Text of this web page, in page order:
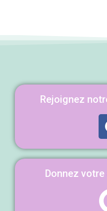
Rejoignez
Donnez